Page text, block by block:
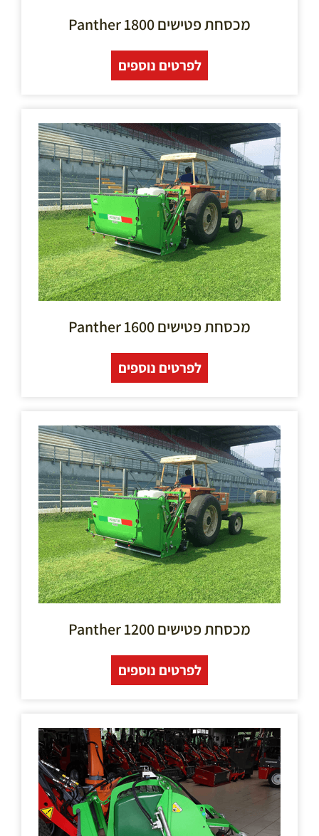
מכסחת פטישים 1800 Panther
לפרטים נוספים
מכסחת פטישים 1600 Panther
לפרטים נוספים
מכסחת פטישים 1200 Panther
לפרטים נוספים